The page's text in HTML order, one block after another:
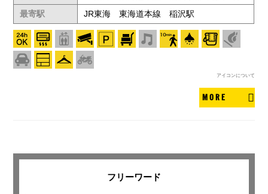
最寄駅
JR東海 東海道本線 稲沢駅
アイコンについて
MORE
フリーワード